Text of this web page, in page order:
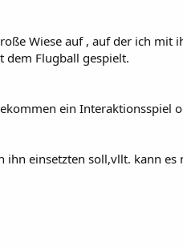
Wiese auf , auf der ich
dem Flugball gespielt.
ein Interaktionsspiel
einsetzten soll,vllt. kann es